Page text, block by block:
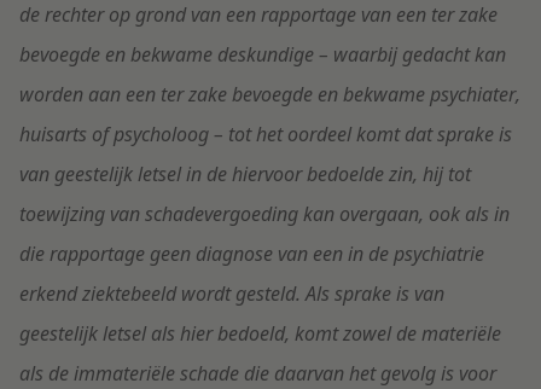
de rechter op grond van een rapportage van een ter zake
bevoegde en bekwame deskundige – waarbij gedacht kan
worden aan een ter zake bevoegde en bekwame psychiater,
huisarts of psycholoog – tot het oordeel komt dat sprake is
van geestelijk letsel in de hiervoor bedoelde zin, hij tot
toewijzing van schadevergoeding kan overgaan, ook als in
die rapportage geen diagnose van een in de psychiatrie
erkend ziektebeeld wordt gesteld. Als sprake is van
geestelijk letsel als hier bedoeld, komt zowel de materiële
als de immateriële schade die daarvan het gevolg is voor